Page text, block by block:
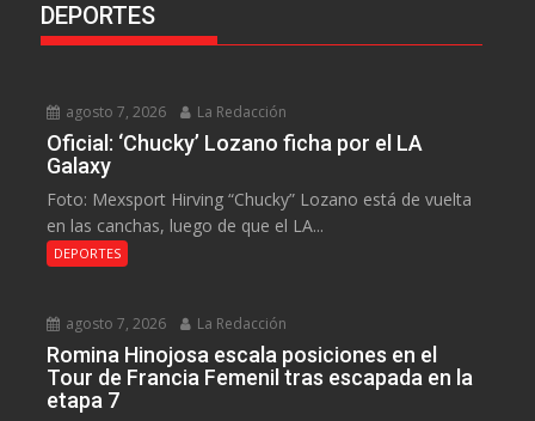
DEPORTES
agosto 7, 2026 La Redacción
Oficial: ‘Chucky’ Lozano ficha por el LA
Galaxy
Foto: Mexsport Hirving “Chucky” Lozano está de vuelta
en las canchas, luego de que el LA...
DEPORTES
agosto 7, 2026 La Redacción
Romina Hinojosa escala posiciones en el
Tour de Francia Femenil tras escapada en la
etapa 7